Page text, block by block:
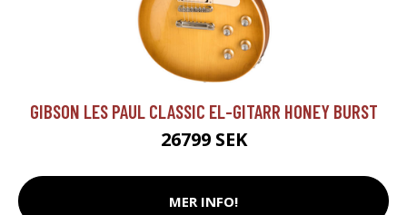
GIBSON LES PAUL CLASSIC EL-GITARR HONEY BURST
26799 SEK
MER INFO!